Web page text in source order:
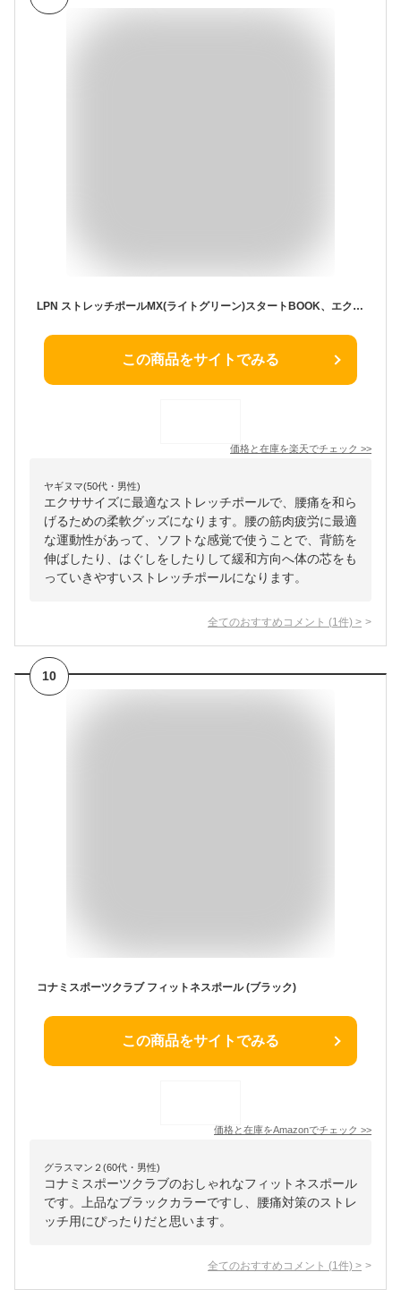
LPN ストレッチポールMX(ライトグリーン)スタートBOOK、エクササイズDVD付き 1年保証
この商品をサイトでみる
価格と在庫を楽天でチェック >>
ヤギヌマ(50代・男性)
エクササイズに最適なストレッチポールで、腰痛を和ら
げるための柔軟グッズになります。腰の筋肉疲労に最適
な運動性があって、ソフトな感覚で使うことで、背筋を
伸ばしたり、はぐしをしたりして緩和方向へ体の芯をも
っていきやすいストレッチポールになります。
全てのおすすめコメント (1 件) >
10
コナミスポーツクラブ フィットネスポール (ブラック)
この商品をサイトでみる
価格と在庫をAmazonでチェック >>
グラスマン２(60代・男性)
コナミスポーツクラブのおしゃれなフィットネスポール
です。上品なブラックカラーですし、腰痛対策のストレ
ッチ用にぴったりだと思います。
全てのおすすめコメント (1 件) >